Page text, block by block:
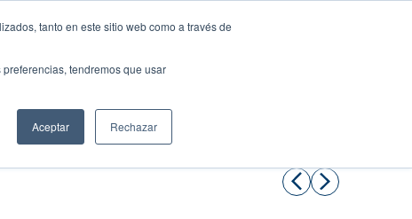
tanto en este sitio web como a través de
tendremos que usar
Aceptar Rechazar
Compartir: